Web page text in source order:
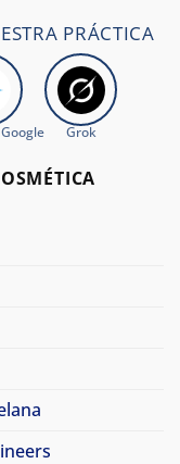
PRÁCTICA
Grok